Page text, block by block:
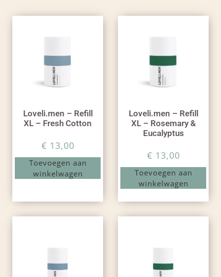
Loveli.men – Refill
XL – Fresh Cotton
€ 13,00
Toevoegen aan
winkelwagen
Loveli.men – Refill
XL – Rosemary &
Eucalyptus
€ 13,00
Toevoegen aan
winkelwagen